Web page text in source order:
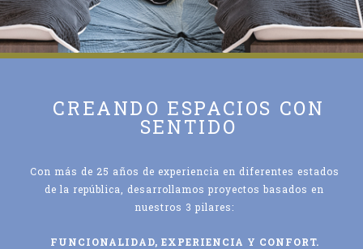
CREANDO ESPACIOS CON
SENTIDO
Con más de 25 años de experiencia en diferentes estados
de la república, desarrollamos proyectos basados en
nuestros 3 pilares:
FUNCIONALIDAD, EXPERIENCIA Y CONFORT.